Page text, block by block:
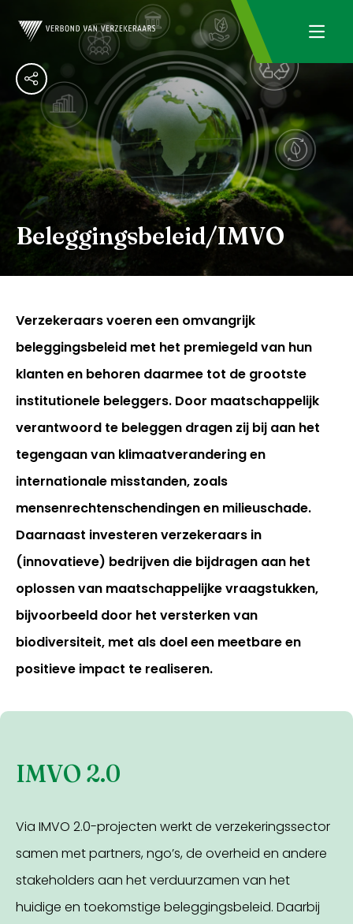
Inloggen
Beleggingsbeleid/IMVO
Verzekeraars voeren een omvangrijk
beleggingsbeleid met het premiegeld van hun
klanten en behoren daarmee tot de grootste
institutionele beleggers. Door maatschappelijk
verantwoord te beleggen dragen zij bij aan het
tegengaan van klimaatverandering en
internationale misstanden, zoals
mensenrechtenschendingen en milieuschade.
Daarnaast investeren verzekeraars in
(innovatieve) bedrijven die bijdragen aan het
oplossen van maatschappelijke vraagstukken,
bijvoorbeeld door het versterken van
biodiversiteit, met als doel een meetbare en
positieve impact te realiseren.
IMVO 2.0
Via IMVO 2.0-projecten werkt de verzekeringssector
samen met partners, ngo’s, de overheid en andere
stakeholders aan het verduurzamen van het
huidige en toekomstige beleggingsbeleid. Daarbij